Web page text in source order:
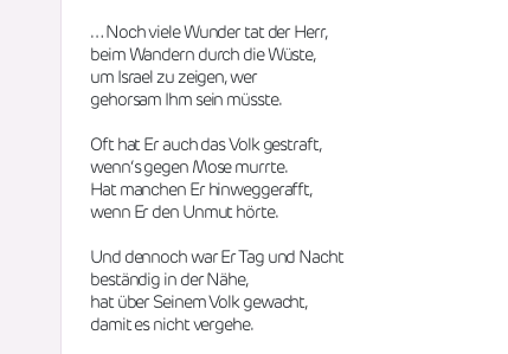
… Noch viele Wunder tat der Herr,
beim Wandern durch die Wüste,
um Israel zu zeigen, wer
gehorsam Ihm sein müsste.
Oft hat Er auch das Volk gestraft,
wenn‘s gegen Mose murrte.
Hat manchen Er hinweggerafft,
wenn Er den Unmut hörte.
Und dennoch war Er Tag und Nacht
beständig in der Nähe,
hat über Seinem Volk gewacht,
damit es nicht vergehe.